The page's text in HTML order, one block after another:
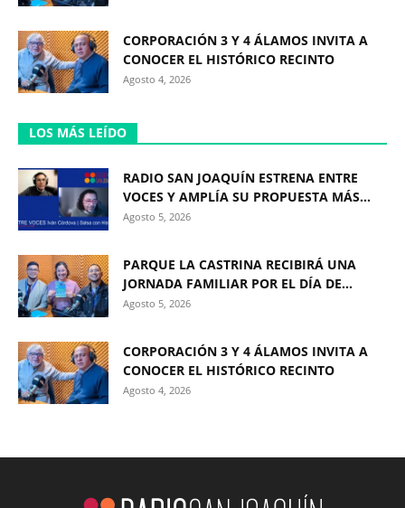
CORPORACIÓN 3 Y 4 ÁLAMOS INVITA A
CONOCER EL HISTÓRICO RECINTO
Agosto 4, 2026
LOS MÁS LEÍDO
RADIO SAN JOAQUÍN ESTRENA ENTRE
VOCES Y AMPLÍA SU PROPUESTA MÁS...
Agosto 5, 2026
PARQUE LA CASTRINA RECIBIRÁ UNA
JORNADA FAMILIAR POR EL DÍA DE...
Agosto 5, 2026
CORPORACIÓN 3 Y 4 ÁLAMOS INVITA A
CONOCER EL HISTÓRICO RECINTO
Agosto 4, 2026